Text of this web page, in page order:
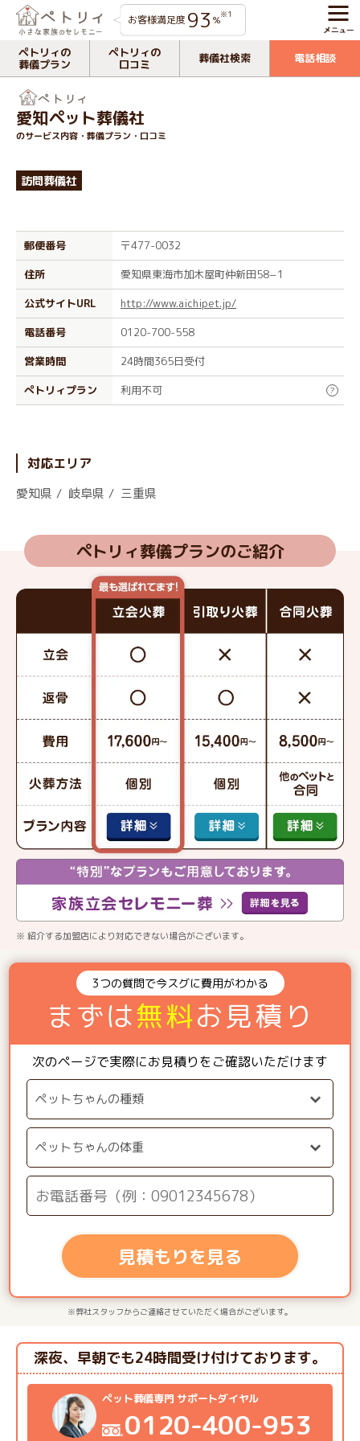
お客様満足度 93 %※1
ペトリィの
葬儀プラン
ペトリィの
口コミ
葬儀社検索 電話相談
愛知ペット葬儀社
のサービス内容・葬儀プラン・口コミ
訪問葬儀社
郵便番号
〒477-0032
住所
愛知県東海市加木屋町仲新田58−1
公式サイトURL
http://www.aichipet.jp/
電話番号
0120-700-558
営業時間
24時間365日受付
ぺトリィプラン
利用不可 ?
対応エリア
愛知県 岐阜県 三重県
ペトリィ葬儀プランのご紹介
※ 紹介する加盟店により対応できない場合がございます。
3つの質問で今スグに費用がわかる
まずは無料お見積り
次のページで実際にお見積りをご確認いただけます
見積もりを見る
※弊社スタッフからご連絡させていただく場合がございます。
ペット葬儀専門 サポートダイヤル
0120-400-953
深夜、早朝でも24時間受け付けております。